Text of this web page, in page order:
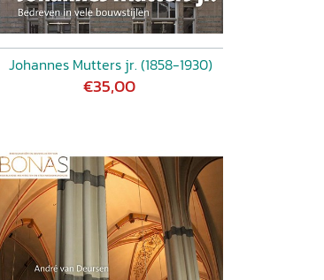
Johannes Mutters jr. (1858-1930)
€35,00